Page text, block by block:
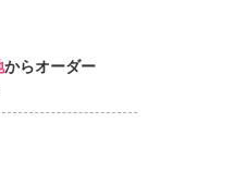
からオーダー